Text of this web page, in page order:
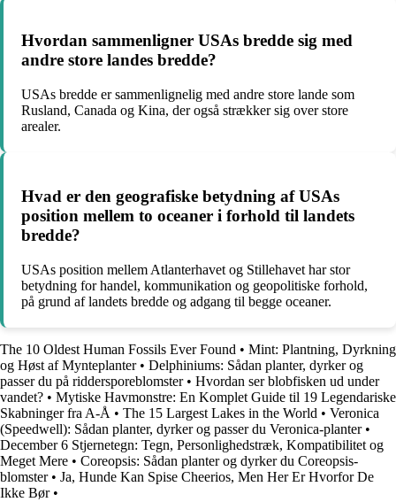
Hvordan sammenligner USAs bredde sig med
andre store landes bredde?
USAs bredde er sammenlignelig med andre store lande som
Rusland, Canada og Kina, der også strækker sig over store
arealer.
Hvad er den geografiske betydning af USAs
position mellem to oceaner i forhold til landets
bredde?
USAs position mellem Atlanterhavet og Stillehavet har stor
betydning for handel, kommunikation og geopolitiske forhold,
på grund af landets bredde og adgang til begge oceaner.
The 10 Oldest Human Fossils Ever Found • Mint: Plantning, Dyrkning
og Høst af Mynteplanter• Delphiniums: Sådan planter, dyrker og
passer du på riddersporeblomster• Hvordan ser blobfisken ud under
vandet? • Mytiske Havmonstre: En Komplet Guide til 19 Legendariske
Skabninger fra A-Å • The 15 Largest Lakes in the World • Veronica
(Speedwell): Sådan planter, dyrker og passer du Veronica-planter•
December 6 Stjernetegn: Tegn, Personlighedstræk, Kompatibilitet og
Meget Mere • Coreopsis: Sådan planter og dyrker du Coreopsis-
blomster• Ja, Hunde Kan Spise Cheerios, Men Her Er Hvorfor De
Ikke Bør•